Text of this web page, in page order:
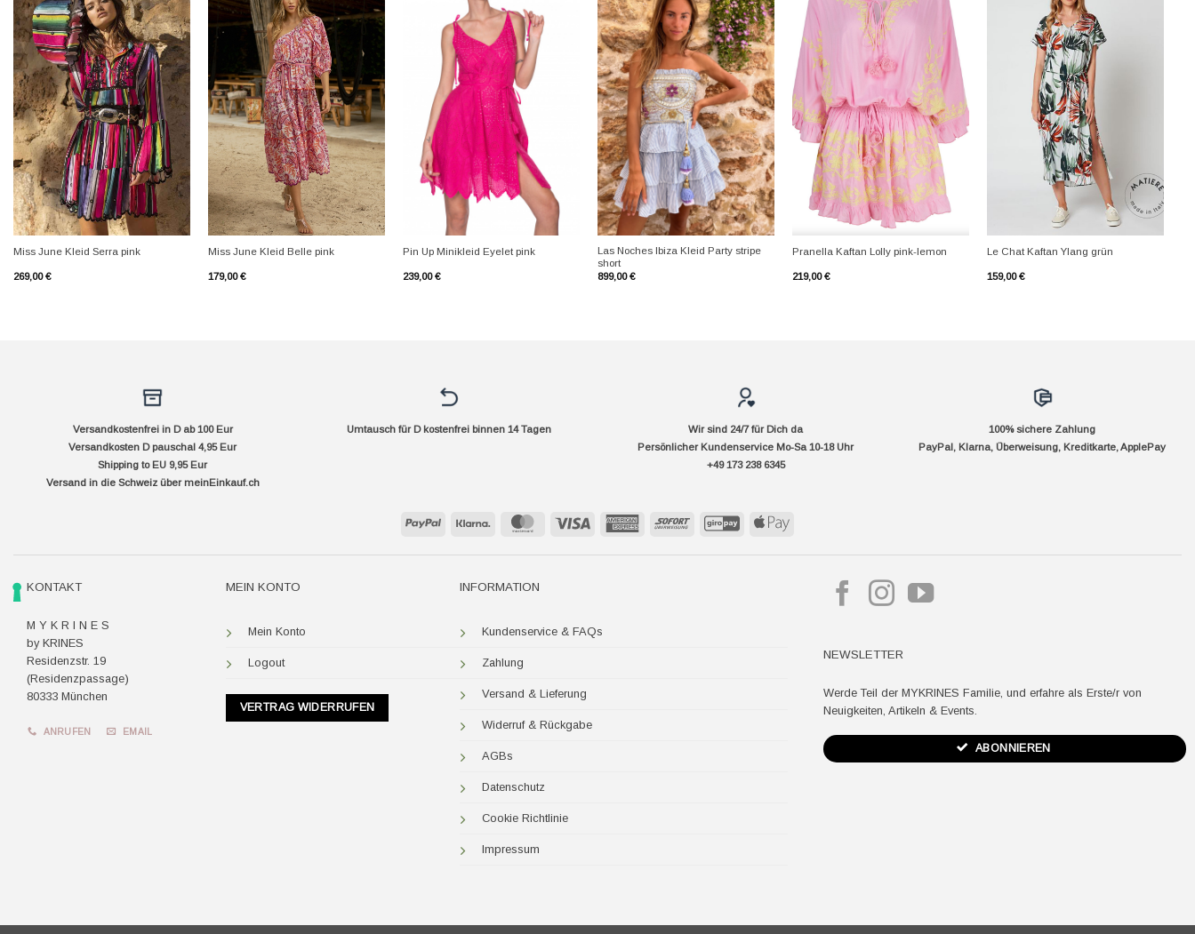
+
Miss June Kleid Serra pink
269,00€
+
Miss June Kleid Belle pink
179,00€
Pin Up Minikleid Eyelet pink
239,00€
+
Las Noches Ibiza Kleid Party stripe
short
899,00€
Pranella Kaftan Lolly pink-lemon
219,00€
Le Chat Kaftan Ylang grün
159,00€
Versandkostenfrei in D ab 100 Eur
Versandkosten D pauschal 4,95 Eur
Shipping to EU 9,95 Eur
Versand in die Schweiz über meinEinkauf.ch
Umtausch für D kostenfrei binnen 14 Tagen
Wir sind 24/7 für Dich da
Persönlicher Kundenservice Mo-Sa 10-18 Uhr
+49 173 238 6345
100% sichere Zahlung
PayPal, Klarna, Überweisung, Kreditkarte, ApplePay
PayPal Klarna MasterCard Visa
AmericanSofort GiroPay Apple
KONTAKT
M Y K R I N E S
by KRINES
Residenzstr. 19
(Residenzpassage)
80333 München
ANRUFEN EMAIL
MEIN KONTO
Mein Konto
Logout
VERTRAG WIDERRUFEN
INFORMATION
Kundenservice & FAQs
Zahlung
Versand & Lieferung
Widerruf & Rückgabe
AGBs
Datenschutz
Cookie Richtlinie
Impressum
NEWSLETTER
Werde Teil der MYKRINES Familie, und erfahre als Erste/r von
Neuigkeiten, Artikeln & Events.
ABONNIEREN